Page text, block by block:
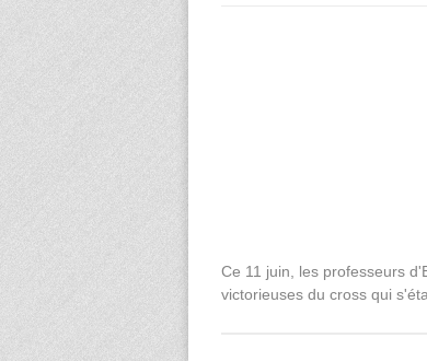
Ce 11 juin, les professeurs
victorieuses du cross qui